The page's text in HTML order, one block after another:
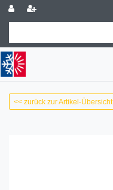
<< zurück zur Artikel-Übersicht